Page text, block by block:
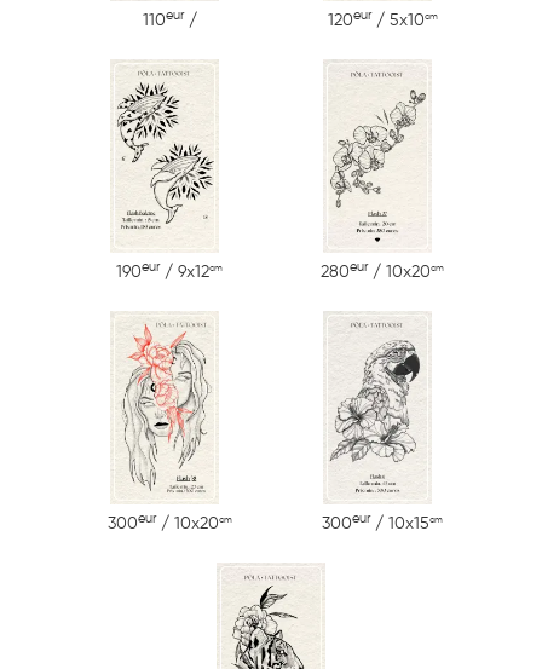
110eur / 120eur / 5x10cm
190eur / 9x12cm 280eur / 10x20cm
300eur / 10x20cm 300eur / 10x15cm